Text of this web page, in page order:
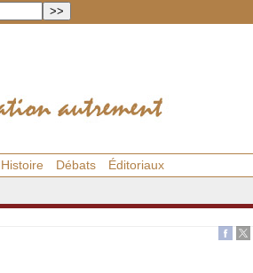
Histoire Débats Éditoriaux